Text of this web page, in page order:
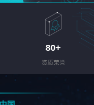
80+
资质荣誉